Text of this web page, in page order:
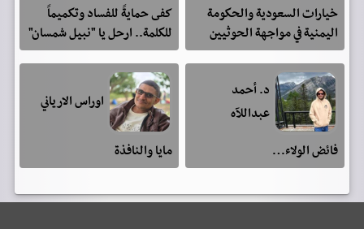
خيارات السعودية والحكومة
اليمنية في مواجهة الحوثيين
كفى حمايةً للفساد وتكميماً
للكلمة.. ارحل يا "نبيل شمسان"
د. أحمد
عبداللآه
فائض الولاء…
اوراس الارياني
مايا والنافذة